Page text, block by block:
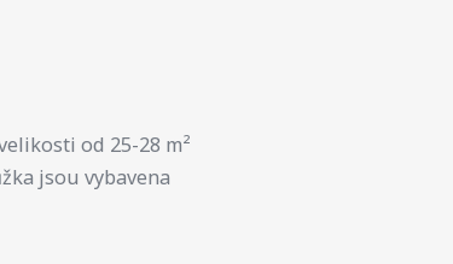
od 25-28 m²
jsou vybavena